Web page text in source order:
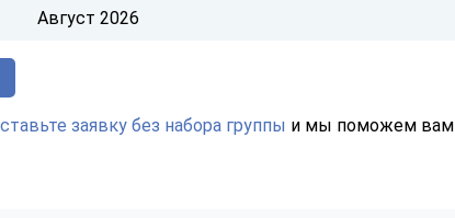
Август 2026
заявку без набора группы и мы поможем вам